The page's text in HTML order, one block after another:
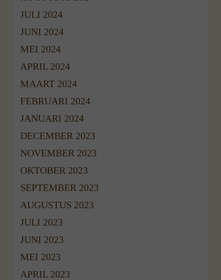
JULI 2024
JUNI 2024
MEI 2024
APRIL 2024
MAART 2024
FEBRUARI 2024
JANUARI 2024
DECEMBER 2023
NOVEMBER 2023
OKTOBER 2023
SEPTEMBER 2023
AUGUSTUS 2023
JULI 2023
JUNI 2023
MEI 2023
APRIL 2023